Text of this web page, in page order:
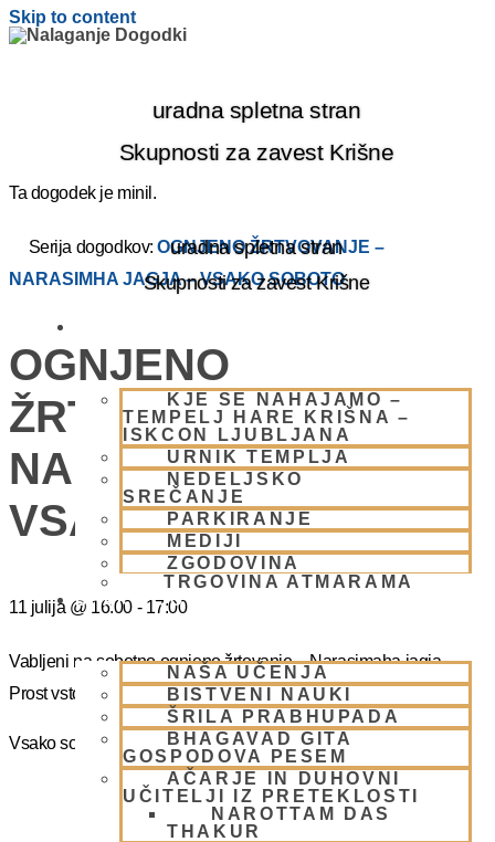
Skip to content
uradna spletna stran
Skupnosti za zavest Krišne
uradna spletna stran
Skupnosti za zavest Krišne
KJE SE NAHAJAMO –
TEMPELJ HARE KRIŠNA –
ISKCON LJUBLJANA
URNIK TEMPLJA
NEDELJSKO
SREČANJE
PARKIRANJE
MEDIJI
ZGODOVINA
TRGOVINA ATMARAMA
BHAKTI JOGA
NAŠA UČENJA
BISTVENI NAUKI
ŠRILA PRABHUPADA
BHAGAVAD GITA
GOSPODOVA PESEM
AČARJE IN DUHOVNI
UČITELJI IZ PRETEKLOSTI
NAROTTAM DAS
THAKUR
Ta dogodek je minil.
Serija dogodkov:OGNJENO ŽRTVOVANJE –
NARASIMHA JAGJA – VSAKO SOBOTO
OGNJENO
ŽRTVOVANJE –
NARASIMHA JAGJA –
VSAKO SOBOTO
11 julija @ 16:00 - 17:00
Vabljeni na sobotno ognjeno žrtovanje – Narasimaha jagja.
Prost vstop.
Vsako soboto ob 16.00 do 17:00